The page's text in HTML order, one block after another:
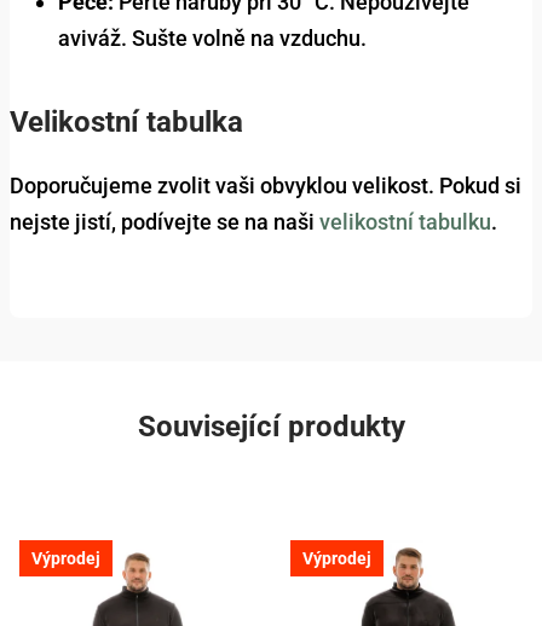
aviváž. Sušte volně na vzduchu.
Velikostní tabulka
Doporučujeme zvolit vaši obvyklou velikost. Pokud si
nejste jistí, podívejte se na naši velikostní tabulku.
Související produkty
Výprodej Výprodej